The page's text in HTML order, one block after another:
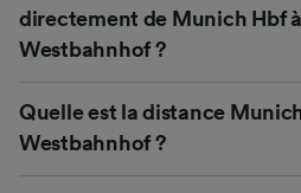
directement de Munich Hbf
Westbahnhof ?
Quelle est la distance
Westbahnhof ?